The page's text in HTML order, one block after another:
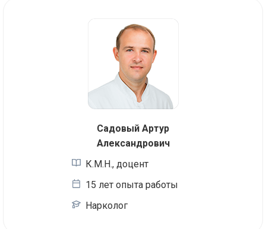
Садовый Артур
Александрович
К.М.Н., доцент
15 лет опыта работы
Нарколог